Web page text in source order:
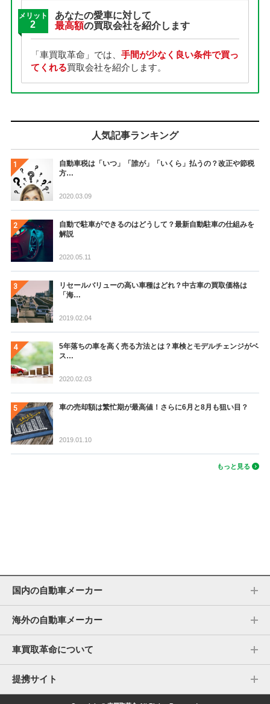
メリット
2
あなたの愛車に対して
最高額の買取会社を紹介します
「車買取革命」では、 手間が少なく良い条件で買っ
てくれる買取会社を紹介します。
人気記事ランキング
自動車税は「いつ」「誰が」「いくら」払うの？改正や節税
方…
2020.03.09
自動で駐車ができるのはどうして？最新自動駐車の仕組みを
解説
2020.05.11
リセールバリューの高い車種はどれ？中古車の買取価格は
「海…
2019.02.04
5年落ちの車を高く売る方法とは？車検とモデルチェンジがベ
ス…
2020.02.03
車の売却額は繁忙期が最高値！さらに6月と8月も狙い目？
2019.01.10
もっと見る
国内の自動車メーカー
海外の自動車メーカー
車買取革命について
提携サイト